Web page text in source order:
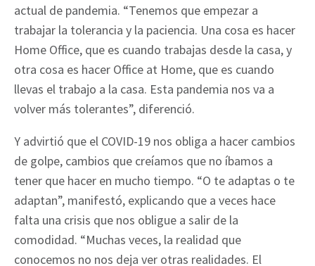
actual de pandemia. “Tenemos que empezar a
trabajar la tolerancia y la paciencia. Una cosa es hacer
Home Office, que es cuando trabajas desde la casa, y
otra cosa es hacer Office at Home, que es cuando
llevas el trabajo a la casa. Esta pandemia nos va a
volver más tolerantes”, diferenció.
Y advirtió que el COVID-19 nos obliga a hacer cambios
de golpe, cambios que creíamos que no íbamos a
tener que hacer en mucho tiempo. “O te adaptas o te
adaptan”, manifestó, explicando que a veces hace
falta una crisis que nos obligue a salir de la
comodidad. “Muchas veces, la realidad que
conocemos no nos deja ver otras realidades. El